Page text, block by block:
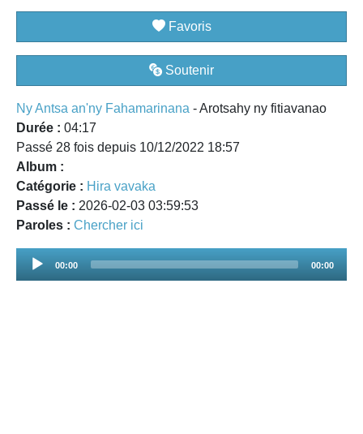
Favoris
Soutenir
Ny Antsa an'ny Fahamarinana - Arotsahy ny fitiavanao
Durée : 04:17
Passé 28 fois depuis 10/12/2022 18:57
Album :
Catégorie : Hira vavaka
Passé le : 2026-02-03 03:59:53
Paroles : Chercher ici
Audio
00:00 00:00